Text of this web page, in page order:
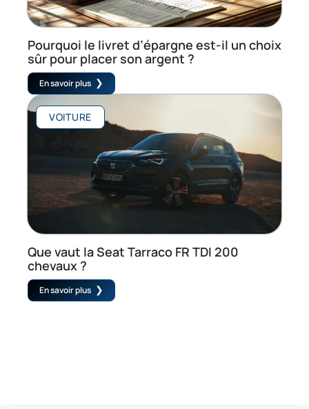
Pourquoi le livret d’épargne est-il un choix
sûr pour placer son argent ?
En savoir plus
VOITURE
Que vaut la Seat Tarraco FR TDI 200
chevaux ?
En savoir plus